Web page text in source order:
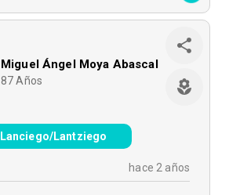
Miguel Ángel Moya Abascal
87 Años
Lanciego/Lantziego
hace 2 años